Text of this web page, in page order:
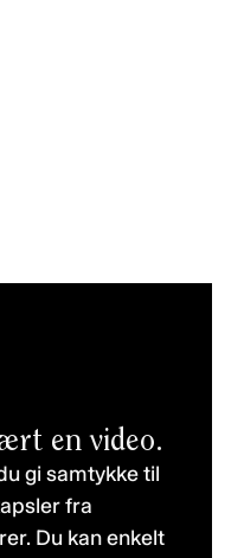
en video.
gi samtykke til
fra
Du kan enkelt